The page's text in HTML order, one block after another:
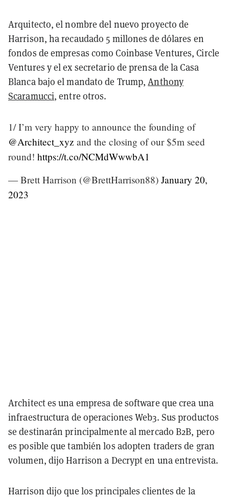
Arquitecto, el nombre del nuevo proyecto de
Harrison, ha recaudado 5 millones de dólares en
fondos de empresas como Coinbase Ventures, Circle
Ventures y el ex secretario de prensa de la Casa
Blanca bajo el mandato de Trump,Anthony
Scaramucci, entre otros.
1/ I’m very happy to announce the founding of
@Architect_xyz and the closing of our $5m seed
round! https://t.co/NCMdWwwbA1
— Brett Harrison (@BrettHarrison88) January 20,
2023
Architect es una empresa de software que crea una
infraestructura de operaciones Web3. Sus productos
se destinarán principalmente al mercado B2B, pero
es posible que también los adopten traders de gran
volumen, dijo Harrison a Decrypt en una entrevista.
Harrison dijo que los principales clientes de la